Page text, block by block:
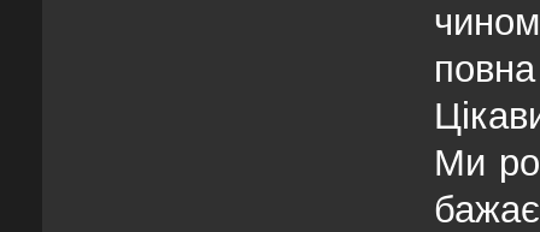
Ми